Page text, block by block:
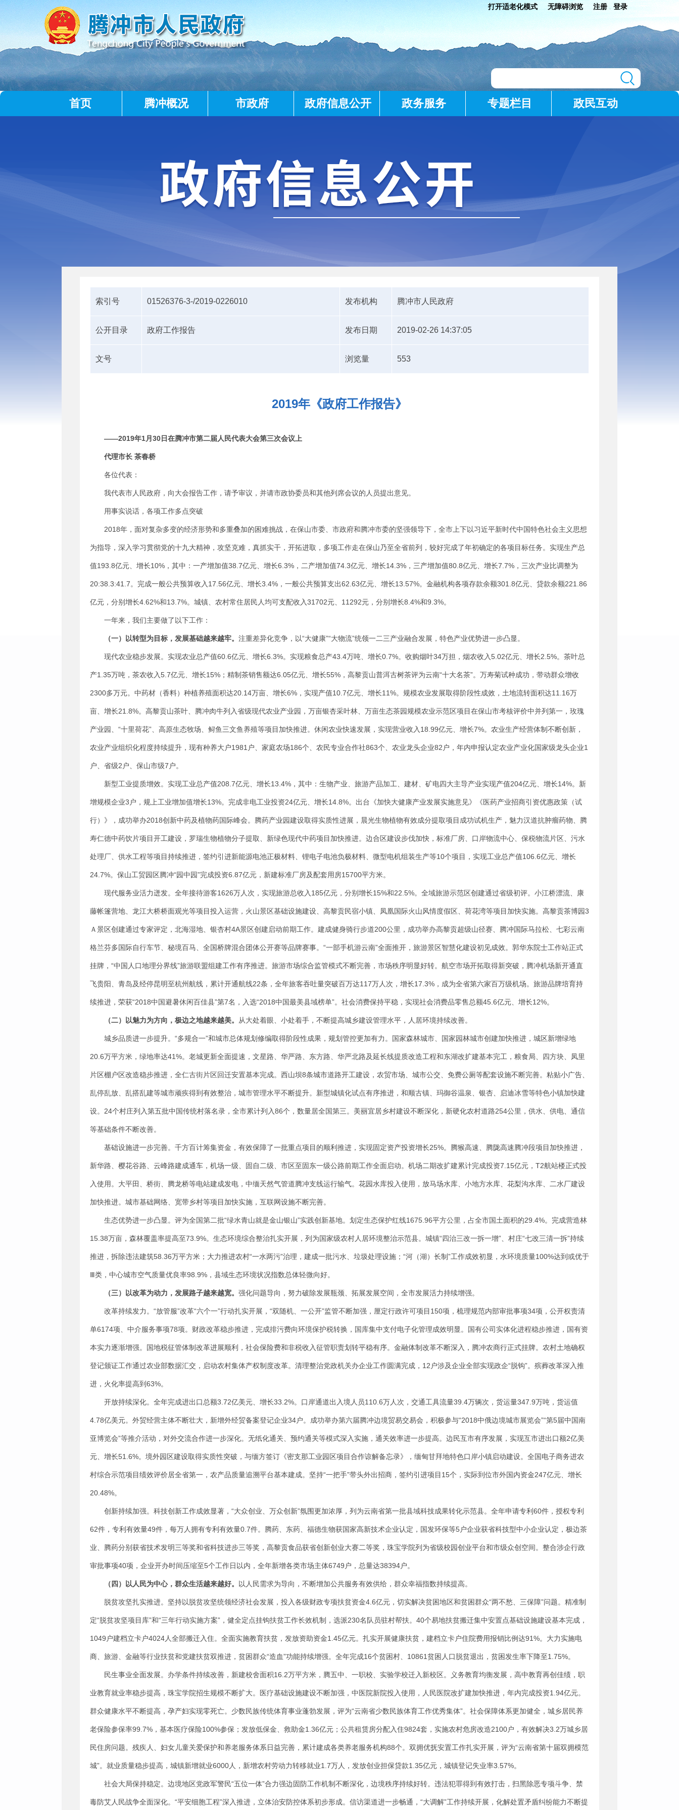
打开适老化模式 无障碍浏览 注册 登录
首页 腾冲概况 市政府 政府信息公开 政务服务 专题栏目 政民互动
索引号 01526376-3-/2019-0226010 发布机构 腾冲市人民政府
公开目录 政府工作报告 发布日期 2019-02-26 14:37:05
文号 浏览量 553
2019年《政府工作报告》
——2019年1月 30日在腾冲市第二届人民代表大会第三次会议上
代理市长 茶春桥
各位代表：
我代表市人民政府，向大会报告工作，请予审议，并请市政协委员和其他列席会议的人员提出意见。
用事实说话，各项工作多点突破
2018年，面对复杂多变的经济形势和多重叠加的困难挑战，在保山市委、市政府和腾冲市委的坚强领导下，全市上下以习近平新时代中国特色社会主义思想
为指导，深入学习贯彻党的十九大精神，攻坚克难，真抓实干，开拓进取，多项工作走在保山乃至全省前列，较好完成了年初确定的各项目标任务。实现生产总
值193.8亿元、增长10%，其中：一产增加值38.7亿元、增长6.3%，二产增加值74.3亿元、增长14.3%，三产增加值80.8亿元、增长7.7%，三次产业比调整为
20:38.3:41.7。完成一般公共预算收入17.56亿元、增长3.4%，一般公共预算支出62.63亿元、增长13.57%。金融机构各项存款余额301.8亿元、贷款余额221.86
亿元，分别增长4.62%和13.7%。城镇、农村常住居民人均可支配收入31702元、11292元，分别增长8.4%和9.3%。
一年来，我们主要做了以下工作：
（一） 以转型为目标 ， 发展基础越来越牢。 注重差异化竞争，以“大健康”“大物流”统领一二三产业融合发展，特色产业优势进一步凸显。
现代农业稳步发展。实现农业总产值60.6亿元、增长6.3%。实现粮食总产43.4万吨、增长0.7%。收购烟叶34万担，烟农收入5.02亿元、增长2.5%。茶叶总
产1.35万吨，茶农收入5.7亿元、增长15%；精制茶销售额达6.05亿元、增长55%，高黎贡山普洱古树茶评为云南“十大名茶”。万寿菊试种成功，带动群众增收
2300多万元。中药材（香料）种植养殖面积达20.14万亩、增长6%，实现产值10.7亿元、增长11%。规模农业发展取得阶段性成效，土地流转面积达11.16万
亩、增长21.8%。高黎贡山茶叶、腾冲肉牛列入省级现代农业产业园，万亩银杏采叶林、万亩生态茶园规模农业示范区项目在保山市考核评价中并列第一，玫瑰
产业园、“十里荷花”、高原生态牧场、鲟鱼三文鱼养殖等项目加快推进。休闲农业快速发展，实现营业收入18.99亿元、增长7%。农业生产经营体制不断创新，
农业产业组织化程度持续提升，现有种养大户1981户、家庭农场186个、农民专业合作社863个、农业龙头企业82户，年内申报认定农业产业化国家级龙头企业1
户、省级2户、保山市级7户。
新型工业提质增效。实现工业总产值208.7亿元、增长13.4%，其中：生物产业、旅游产品加工、建材、矿电四大主导产业实现产值204亿元、增长14%。新
增规模企业3户，规上工业增加值增长13%。完成非电工业投资24亿元、增长14.8%。出台《加快大健康产业发展实施意见》《医药产业招商引资优惠政策（试
行）》，成功举办2018创新中药及植物药国际峰会。腾药产业园建设取得实质性进展，晨光生物植物有效成分提取项目成功试机生产，魅力汉道抗肿瘤药物、腾
寿仁德中药饮片项目开工建设，罗瑞生物植物分子提取、新绿色现代中药项目加快推进。边合区建设步伐加快，标准厂房、口岸物流中心、保税物流片区、污水
处理厂、供水工程等项目持续推进，签约引进新能源电池正极材料、锂电子电池负极材料、微型电机组装生产等10个项目，实现工业总产值106.6亿元、增长
24.7%。保山工贸园区腾冲“园中园”完成投资6.87亿元，新建标准厂房及配套用房15700平方米。
现代服务业活力迸发。全年接待游客1626万人次，实现旅游总收入185亿元，分别增长15%和22.5%。全域旅游示范区创建通过省级初评。小江桥漂流、康
藤帐篷营地、龙江大桥桥面观光等项目投入运营，火山景区基础设施建设、高黎贡民宿小镇、凤凰国际火山风情度假区、荷花湾等项目加快实施。高黎贡茶博园3
Ａ景区创建通过专家评定，北海湿地、银杏村4A景区创建启动前期工作。建成健身骑行步道200公里，成功举办高黎贡超级山径赛、腾冲国际马拉松、七彩云南
格兰芬多国际自行车节、秘境百马、全国桥牌混合团体公开赛等品牌赛事。“一部手机游云南”全面推开，旅游景区智慧化建设初见成效。郭华东院士工作站正式
挂牌，“中国人口地理分界线”旅游联盟组建工作有序推进。旅游市场综合监管模式不断完善，市场秩序明显好转。航空市场开拓取得新突破，腾冲机场新开通直
飞贵阳、青岛及经停昆明至杭州航线，累计开通航线22条，全年旅客吞吐量突破百万达117万人次，增长17.3%，成为全省第六家百万级机场。旅游品牌培育持
续推进，荣获“2018中国避暑休闲百佳县”第7名，入选“2018中国最美县域榜单”。社会消费保持平稳，实现社会消费品零售总额45.6亿元、增长12%。
（二） 以魅力为方向 ， 极边之地越来越美。 从大处着眼、小处着手，不断提高城乡建设管理水平，人居环境持续改善。
城乡品质进一步提升。“多规合一”和城市总体规划修编取得阶段性成果，规划管控更加有力。国家森林城市、国家园林城市创建加快推进，城区新增绿地
20.6万平方米，绿地率达41%。老城更新全面提速，文星路、华严路、东方路、华严北路及延长线提质改造工程和东湖改扩建基本完工，粮食局、四方块、凤里
片区棚户区改造稳步推进，全仁古街片区回迁安置基本完成。西山坝8条城市道路开工建设，农贸市场、城市公交、免费公厕等配套设施不断完善。粘贴小广告、
乱停乱放、乱搭乱建等城市顽疾得到有效整治，城市管理水平不断提升。新型城镇化试点有序推进，和顺古镇、玛御谷温泉、银杏、启迪冰雪等特色小镇加快建
设。24个村庄列入第五批中国传统村落名录，全市累计列入86个，数量居全国第三。美丽宜居乡村建设不断深化，新硬化农村道路254公里，供水、供电、通信
等基础条件不断改善。
基础设施进一步完善。千方百计筹集资金，有效保障了一批重点项目的顺利推进，实现固定资产投资增长25%。腾猴高速、腾陇高速腾冲段项目加快推进，
新华路、樱花谷路、云峰路建成通车，机场一级、固自二级、市区至固东一级公路前期工作全面启动。机场二期改扩建累计完成投资7.15亿元，T2航站楼正式投
入使用。大平田、桥街、腾龙桥等电站建成发电，中缅天然气管道腾冲支线运行输气。花园水库投入使用，放马场水库、小地方水库、花梨沟水库、二水厂建设
加快推进。城市基础网络、宽带乡村等项目加快实施，互联网设施不断完善。
生态优势进一步凸显。评为全国第二批“绿水青山就是金山银山”实践创新基地。划定生态保护红线1675.96平方公里，占全市国土面积的29.4%。完成营造林
15.38万亩，森林覆盖率提高至73.9%。生态环境综合整治扎实开展，列为国家级农村人居环境整治示范县。城镇“四治三改一拆一增”、村庄“七改三清一拆”持续
推进，拆除违法建筑58.36万平方米；大力推进农村“一水两污”治理，建成一批污水、垃圾处理设施；“河（湖）长制”工作成效初显，水环境质量100%达到或优于
Ⅲ类，中心城市空气质量优良率98.9%，县域生态环境状况指数总体轻微向好。
（三） 以改革为动力 ，发展路子越来越宽。 强化问题导向，努力破除发展瓶颈、拓展发展空间，全市发展活力持续增强。
改革持续发力。“放管服”改革“六个一”行动扎实开展，“双随机、一公开”监管不断加强，厘定行政许可项目150项，梳理规范内部审批事项34项，公开权责清
单6174项、中介服务事项78项。财政改革稳步推进，完成排污费向环境保护税转换，国库集中支付电子化管理成效明显。国有公司实体化进程稳步推进，国有资
本实力逐渐增强。国地税征管体制改革进展顺利，社会保险费和非税收入征管职责划转平稳有序。金融体制改革不断深入，腾冲农商行正式挂牌。农村土地确权
登记颁证工作通过农业部数据汇交，启动农村集体产权制度改革。清理整治党政机关办企业工作圆满完成，12户涉及企业全部实现政企“脱钩”。殡葬改革深入推
进，火化率提高到63%。
开放持续深化。全年完成进出口总额3.72亿美元、增长33.2%。口岸通道出入境人员110.6万人次，交通工具流量39.4万辆次，货运量347.9万吨，货运值
4.78亿美元。外贸经营主体不断壮大，新增外经贸备案登记企业34户。成功举办第六届腾冲边境贸易交易会，积极参与“2018中俄边境城市展览会”“第5届中国南
亚博览会”等推介活动，对外交流合作进一步深化。无纸化通关、预约通关等模式深入实施，通关效率进一步提高。边民互市有序发展，实现互市进出口额2亿美
元、增长51.6%。境外园区建设取得实质性突破，与缅方签订《密支那工业园区项目合作谅解备忘录》，缅甸甘拜地特色口岸小镇启动建设。全国电子商务进农
村综合示范项目绩效评价居全省第一，农产品质量追溯平台基本建成。坚持“一把手”带头外出招商，签约引进项目15个，实际到位市外国内资金247亿元、增长
20.48%。
创新持续加强。科技创新工作成效显著，“大众创业、万众创新”氛围更加浓厚，列为云南省第一批县域科技成果转化示范县。全年申请专利60件，授权专利
62件，专利有效量49件，每万人拥有专利有效量0.7件。腾药、东药、福德生物获国家高新技术企业认定，国发环保等5户企业获省科技型中小企业认定，极边茶
业、腾药分别获省技术发明三等奖和省科技进步三等奖，高黎贡食品获省创新创业大赛二等奖，珠宝学院列为省级校园创业平台和市级众创空间。整合涉企行政
审批事项40项，企业开办时间压缩至5个工作日以内，全年新增各类市场主体6749户，总量达38394户。
（四） 以人民为中心， 群众生活越来越好。 以人民需求为导向，不断增加公共服务有效供给，群众幸福指数持续提高。
脱贫攻坚扎实推进。坚持以脱贫攻坚统领经济社会发展，投入各级财政专项扶贫资金4.6亿元，切实解决贫困地区和贫困群众“两不愁、三保障”问题。精准制
定“脱贫攻坚项目库”和“三年行动实施方案”，健全定点挂钩扶贫工作长效机制，选派230名队员驻村帮扶。40个易地扶贫搬迁集中安置点基础设施建设基本完成，
1049户建档立卡户4024人全部搬迁入住。全面实施教育扶贫，发放资助资金1.45亿元。扎实开展健康扶贫，建档立卡户住院费用报销比例达91%。大力实施电
商、旅游、金融等行业扶贫和党建扶贫双推进，贫困群众“造血”功能持续增强。全年完成16个贫困村、10861贫困人口脱贫退出，贫困发生率下降至1.75%。
民生事业全面发展。办学条件持续改善，新建校舍面积16.2万平方米，腾五中、一职校、实验学校迁入新校区。义务教育均衡发展，高中教育再创佳绩，职
业教育就业率稳步提高，珠宝学院招生规模不断扩大。医疗基础设施建设不断加强，中医院新院投入使用，人民医院改扩建加快推进，年内完成投资1.94亿元。
群众健康水平不断提高，孕产妇实现零死亡。少数民族传统体育事业蓬勃发展，评为“云南省少数民族体育工作优秀集体”。社会保障体系更加健全，城乡居民养
老保险参保率99.7%，基本医疗保险100%参保；发放低保金、救助金1.36亿元；公共租赁房分配入住9824套，实施农村危房改造2100户，有效解决3.2万城乡居
民住房问题。残疾人、妇女儿童关爱保护和养老服务体系日益完善，累计建成各类养老服务机构88个。双拥优抚安置工作扎实开展，评为“云南省第十届双拥模范
城”。就业质量稳步提高，城镇新增就业6000人，新增农村劳动力转移就业1.7万人，发放创业担保贷款1.35亿元，城镇登记失业率3.57%。
社会大局保持稳定。边境地区党政军警民“五位一体”合力强边固防工作机制不断深化，边境秩序持续好转。违法犯罪得到有效打击，扫黑除恶专项斗争、禁
毒防艾人民战争全面深化。“平安细胞工程”深入推进，立体治安防控体系初步形成。信访渠道进一步畅通，“大调解”工作持续开展，化解处置矛盾纠纷能力不断提